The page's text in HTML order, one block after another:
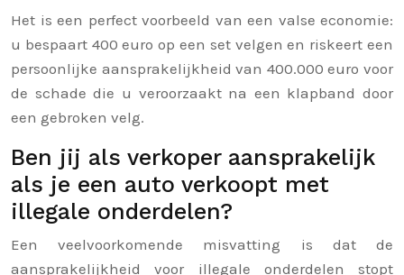
Het is een perfect voorbeeld van een valse economie:
u bespaart 400 euro op een set velgen en riskeert een
persoonlijke aansprakelijkheid van 400.000 euro voor
de schade die u veroorzaakt na een klapband door
een gebroken velg.
Ben jij als verkoper aansprakelijk
als je een auto verkoopt met
illegale onderdelen?
Een veelvoorkomende misvatting is dat de
aansprakelijkheid voor illegale onderdelen stopt